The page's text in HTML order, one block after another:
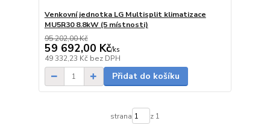
Venkovní jednotka LG Multisplit klimatizace
MU5R30 8.8kW (5 místnosti)
95 202,00 Kč
59 692,00 Kč/ks
49 332,23 Kč bez DPH
Přidat do košíku
strana z 1